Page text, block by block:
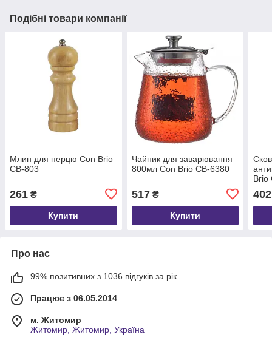
Подібні товари компанії
Млин для перцю Con Brio
CB-803
261 ₴
Купити
Чайник для заварювання
800мл Con Brio CB-6380
517₴
Купити
Brio
402
Про нас
99% позитивних з 1036 відгуків за рік
Працює з 06.05.2014
м. Житомир
Житомир, Житомир, Україна